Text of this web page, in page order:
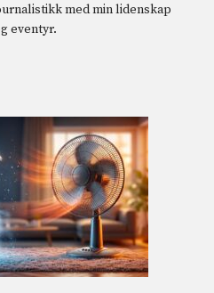
med min lidenskap
eventyr.